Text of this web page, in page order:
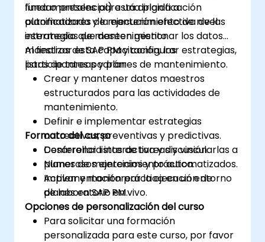
fundamentales para una planificación
automatizada y la ejecución efectiva de las
estrategias de mantenimiento.
línea o presencial) está dirigida a
planificadores de mantenimiento de nivel
intermedio que deseen gestionar los datos
maestros de SAP PM y configurar estrategias,
listas de tareas y planes de mantenimiento.
Al finalizar esta capacitación, los
participantes podrán:
Crear y mantener datos maestros
estructurados para las actividades de
mantenimiento.
Definir e implementar estrategias
correctivas, preventivas y predictivas.
Desarrollar listas de tareas y vincularlas a
planes de mantenimiento automatizados.
Activar y monitorear la ejecución de
planes en SAP PM.
Formato del curso
Conferencia interactiva y discusión.
Numerosos ejercicios y práctica.
Implementación práctica en un entorno
de laboratorio en vivo.
Opciones de personalización del curso
Para solicitar una formación
personalizada para este curso, por favor